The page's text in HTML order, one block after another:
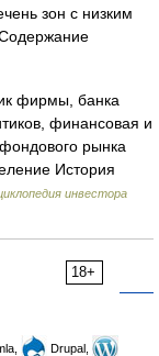
зон с низким
фирмы, банка
финансовая и
рынка
История
инвестора
18+
Drupal,